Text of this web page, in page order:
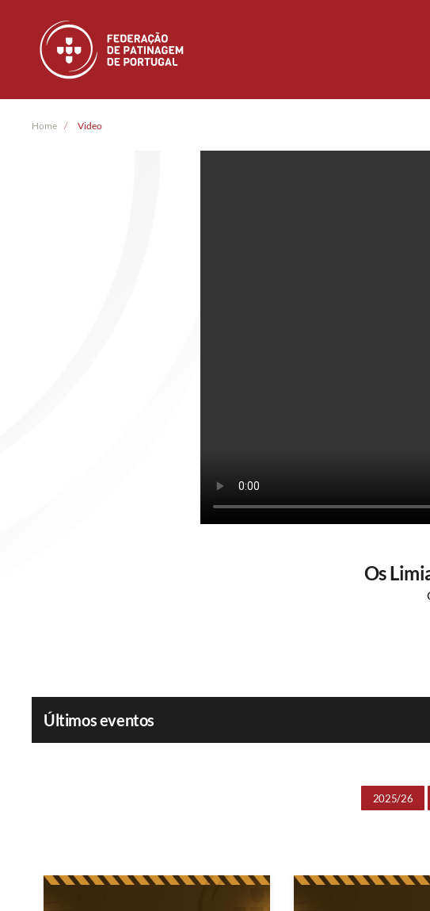
Skip to main content
Home Video
Os
Últimos eventos
2025/26